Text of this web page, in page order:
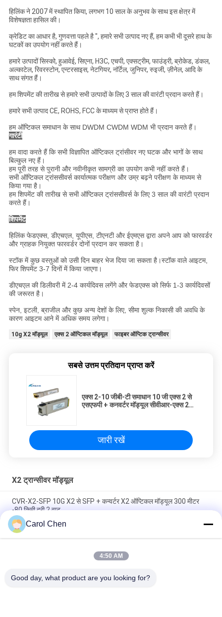
हिलिंक ने 2007 में स्थापित किया, लगभग 10 साल के अनुभव के साथ इस क्षेत्र में
विशेषज्ञता हासिल की।
क्रेडिट का आधार है, गुणवत्ता पहले है ", हमारे सभी उत्पाद नए हैं, हम कभी भी दूसरे हाथ के
घटकों का उपयोग नहीं करते हैं।
हमारे उत्पादों सिस्को, हुआवेई, सिएना, H3C, एचपी, एक्सट्रीम, फाउंड्री, ब्रोकेड, डंकल,
अल्काटेल, रिवरस्टोन, एन्टरसाइस, नेटगियर, नॉर्टेल, जुनिपर, रुइजी, ज़ीनेल, आदि के
साथ संगत हैं।
हम शिपमेंट की तारीख से हमारे सभी उत्पादों के लिए 3 साल की वारंटी प्रदान करते हैं।
हमारे सभी उत्पाद CE, ROHS, FCC के माध्यम से प्राप्त होते हैं।
हम ऑप्टिकल समाधान के साथ DWDM CWDM WDM भी प्रदान करते हैं।
गारंटी
हम वादा करते हैं कि सभी विज्ञापित ऑप्टिकल ट्रांसीवर नए घटक और भागों के साथ
बिल्कुल नए हैं।
हम पूरी तरह से पुरानी और नवीनीकृत सामग्री का उपयोग कभी नहीं करते हैं।
सभी ऑप्टिकल ट्रांससीवर्स कार्यात्मक परीक्षण और उम्र बढ़ने परीक्षण के माध्यम से
किया गया है।
हम शिपमेंट की तारीख से सभी ऑप्टिकल ट्रांससीवर्स के लिए 3 साल की वारंटी प्रदान
करते हैं।
शिपमेंट
हिलिंक फेडएक्स, डीएचएल, यूपीएस, टीएनटी और ईएमएस द्वारा अपने आप को फारवर्डर
और ग्राहक नियुक्त फारवर्डर दोनों प्रदान कर सकता है।
स्टॉक में कुछ वस्तुओं को उसी दिन बाहर भेज दिया जा सकता है।स्टॉक वाले आइटम,
फिर शिपमेंट 3-7 दिनों में किया जाएगा।
डीएचएल की डिलीवरी में 2-4 कार्यदिवस लगेंगे और फेडएक्स को सिर्फ 1-3 कार्यदिवसों
की जरूरत है।
स्पेन, इटली, ब्राजील और कुछ अन्य देशों के लिए, सीमा शुल्क निकासी की अवधि के
कारण आइटम आने में अधिक समय लगेगा।
10g X2 मॉड्यूल एक्स 2 ऑप्टिकल मॉड्यूल फाइबर ऑप्टिक ट्रान्सीवर
सबसे उत्तम प्रतिदान प्राप्त करें
एक्स 2-10 जीबी-टी समाधान 10 जी एक्स 2 से
एसएफपी + कनवर्टर मॉड्यूल सीवीआर-एक्स 2-
जारी रखें
X2 ट्रान्सीवर मॉड्यूल
CVR-X2-SFP 10G X2 से SFP + कन्वर्टर X2 ऑप्टिकल मॉड्यूल 300 मीटर
-80 किमी दूरी 2 वाट
1310nm तरंगदैर्ध्य फाइबर ऑप्टिक ट्रान्सीवर 10g मल्टी मोड X2 ट्रांसीवर Lrm
डुप्लेक्स SC कनेक्टर
ऑप्टिकल X2 ट्रांसीवर मॉड्यूल 10Gbse ZR 1550nm 80 किमी दूरी 3 साल की
Carol Chen
4:50 AM
Good day, what product are you looking for?